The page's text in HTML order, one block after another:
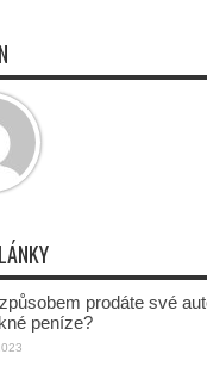
prodáte své
peníze?